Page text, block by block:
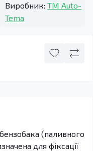
Виробник: TM Auto-
Tema
(паливного
для фіксації